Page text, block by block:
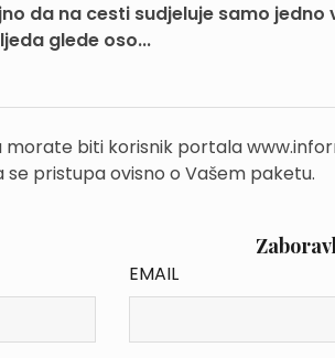
da na cesti sudjeluje samo jedno
glede oso...
morate biti korisnik portala
se pristupa ovisno o Vašem paketu.
EMAIL